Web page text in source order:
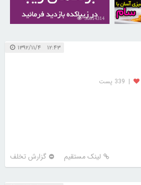
30814314
۱۲:۴۳ ۱۳۹۲/۱۱/۴
| 339 پست
لینک مستقیم گزارش تخلف